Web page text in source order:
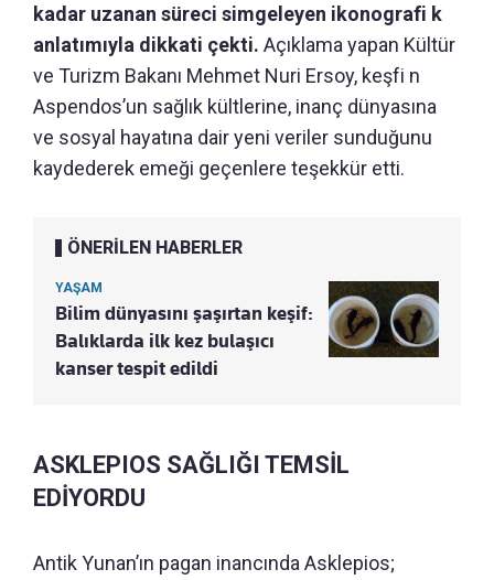
kadar uzanan süreci simgeleyen ikonografi k
anlatımıyla dikkati çekti. Açıklama yapan Kültür
ve Turizm Bakanı Mehmet Nuri Ersoy, keşfi n
Aspendos’un sağlık kültlerine, inanç dünyasına
ve sosyal hayatına dair yeni veriler sunduğunu
kaydederek emeği geçenlere teşekkür etti.
ÖNERİLEN HABERLER
YAŞAM
Bilim dünyasını şaşırtan keşif:
Balıklarda ilk kez bulaşıcı
kanser tespit edildi
ASKLEPIOS SAĞLIĞI TEMSİL
EDİYORDU
Antik Yunan’ın pagan inancında Asklepios;